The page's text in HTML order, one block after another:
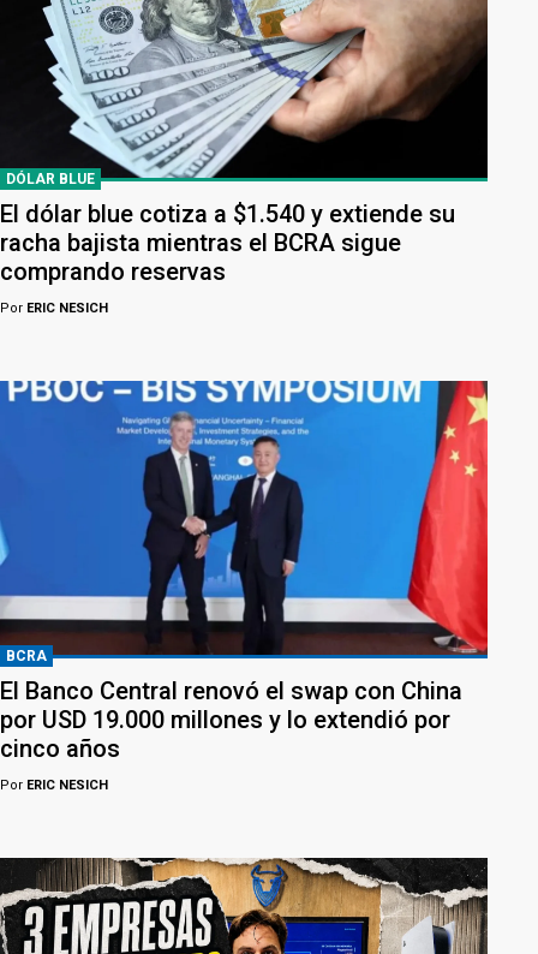
DÓLAR BLUE
El dólar blue cotiza a $1.540 y extiende su
racha bajista mientras el BCRA sigue
comprando reservas
Por ERIC NESICH
BCRA
El Banco Central renovó el swap con China
por USD 19.000 millones y lo extendió por
cinco años
Por ERIC NESICH